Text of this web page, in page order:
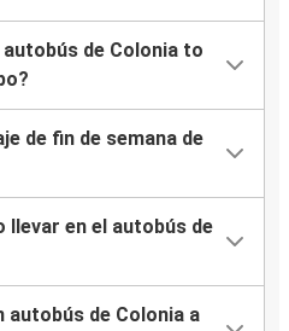
de Colonia to
de fin de semana de
llevar en el autobús de
autobús de Colonia a